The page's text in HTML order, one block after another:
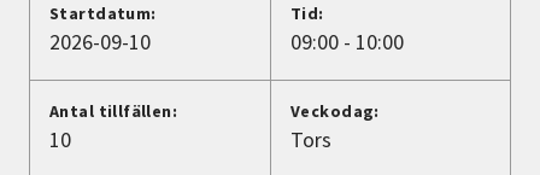
Avdelningar
Lyssna
Startdatum:
2026-09-10
Tid:
09:00 - 10:00
Antal tillfällen:
10
Veckodag:
Tors